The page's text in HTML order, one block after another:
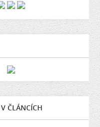
ČLÁNCÍCH